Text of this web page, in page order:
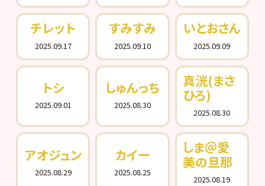
チレット
2025.09.17
すみすみ
2025.09.10
いとおさん
2025.09.09
トシ
2025.09.01
しゅんっち
2025.08.30
真洸(まさ
ひろ)
2025.08.30
アオジュン
2025.08.29
カイー
2025.08.25
しま＠愛
美の旦那
2025.08.19